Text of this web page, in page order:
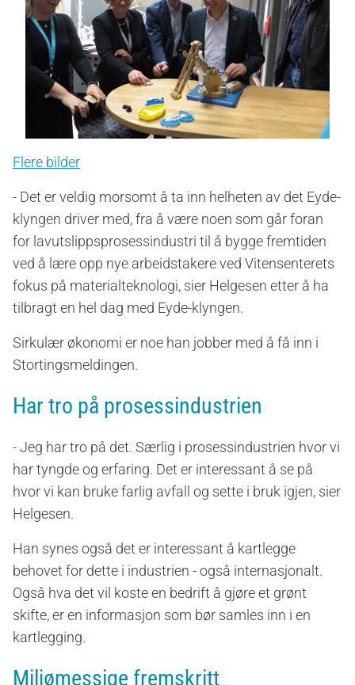
Flere bilder
- Det er veldig morsomt å ta inn helheten av det Eyde-
klyngen driver med, fra å være noen som går foran
for lavutslippsprosessindustri til å bygge fremtiden
ved å lære opp nye arbeidstakere ved Vitensenterets
fokus på materialteknologi, sier Helgesen etter å ha
tilbragt en hel dag med Eyde-klyngen.
Sirkulær økonomi er noe han jobber med å få inn i
Stortingsmeldingen.
Har tro på prosessindustrien
- Jeg har tro på det. Særlig i prosessindustrien hvor vi
har tyngde og erfaring. Det er interessant å se på
hvor vi kan bruke farlig avfall og sette i bruk igjen, sier
Helgesen.
Han synes også det er interessant å kartlegge
behovet for dette i industrien - også internasjonalt.
Også hva det vil koste en bedrift å gjøre et grønt
skifte, er en informasjon som bør samles inn i en
kartlegging.
Miljømessige fremskritt